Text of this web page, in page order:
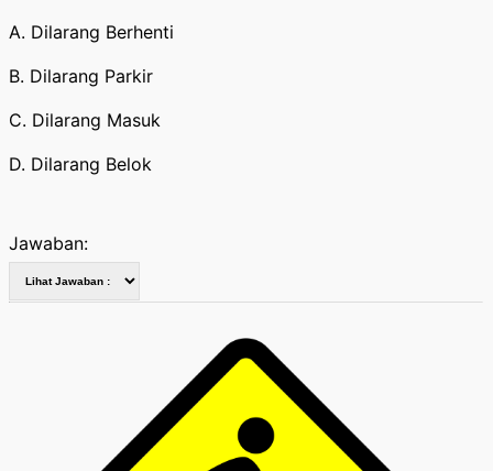
A. Dilarang Berhenti
B. Dilarang Parkir
C. Dilarang Masuk
D. Dilarang Belok
Jawaban: